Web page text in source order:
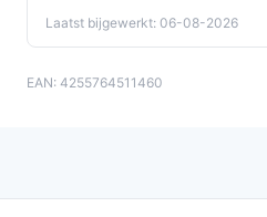
Laatst bijgewerkt: 06-08-2026
EAN: 4255764511460